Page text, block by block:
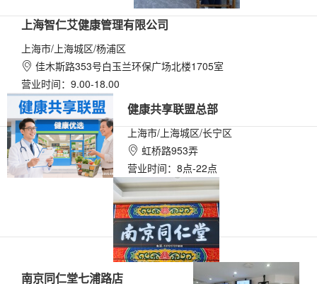
上海智仁艾健康管理有限公司
上海市/上海城区/杨浦区
 佳木斯路353号白玉兰环保广场北楼1705室
营业时间：9.00-18.00
健康共享联盟总部
上海市/上海城区/长宁区
 虹桥路953弄
营业时间：8点-22点
南京同仁堂七浦路店